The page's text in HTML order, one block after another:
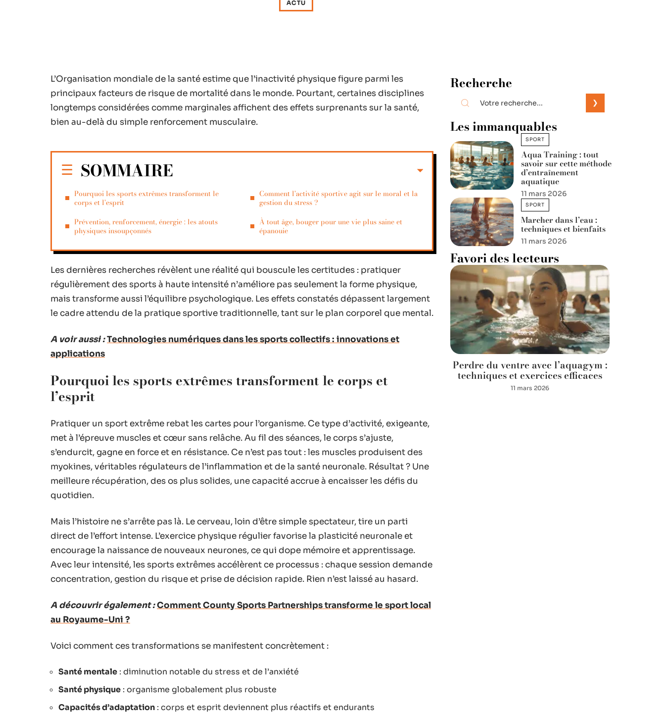
ACTU
L’Organisation mondiale de la santé estime que l’inactivité physique figure parmi les
principaux facteurs de risque de mortalité dans le monde. Pourtant, certaines disciplines
longtemps considérées comme marginales affichent des effets surprenants sur la santé,
bien au-delà du simple renforcement musculaire.
SOMMAIRE
Pourquoi les sports extrêmes transforment le
corps et l’esprit
Prévention, renforcement, énergie : les atouts
physiques insoupçonnés
Comment l’activité sportive agit sur le moral et la
gestion du stress ?
À tout âge, bouger pour une vie plus saine et
épanouie
Les dernières recherches révèlent une réalité qui bouscule les certitudes : pratiquer
régulièrement des sports à haute intensité n’améliore pas seulement la forme physique,
mais transforme aussi l’équilibre psychologique. Les effets constatés dépassent largement
le cadre attendu de la pratique sportive traditionnelle, tant sur le plan corporel que mental.
A voir aussi :Technologies numériques dans les sports collectifs : innovations et
applications
Pourquoi les sports extrêmes transforment le corps et
l’esprit
Pratiquer un sport extrême rebat les cartes pour l’organisme. Ce type d’activité, exigeante,
met à l’épreuve muscles et cœur sans relâche. Au fil des séances, le corps s’ajuste,
s’endurcit, gagne en force et en résistance. Ce n’est pas tout : les muscles produisent des
myokines, véritables régulateurs de l’inflammation et de la santé neuronale. Résultat ? Une
meilleure récupération, des os plus solides, une capacité accrue à encaisser les défis du
quotidien.
Mais l’histoire ne s’arrête pas là. Le cerveau, loin d’être simple spectateur, tire un parti
direct de l’effort intense. L’exercice physique régulier favorise la plasticité neuronale et
encourage la naissance de nouveaux neurones, ce qui dope mémoire et apprentissage.
Avec leur intensité, les sports extrêmes accélèrent ce processus : chaque session demande
concentration, gestion du risque et prise de décision rapide. Rien n’est laissé au hasard.
A découvrir également :Comment County Sports Partnerships transforme le sport local
au Royaume-Uni ?
Voici comment ces transformations se manifestent concrètement :
Santé mentale : diminution notable du stress et de l’anxiété
Santé physique : organisme globalement plus robuste
Capacités d’adaptation : corps et esprit deviennent plus réactifs et endurants
Recherche
Les immanquables
SPORT
Aqua Training : tout
savoir sur cette méthode
d’entraînement
aquatique
11 mars 2026
SPORT
Marcher dans l’eau :
techniques et bienfaits
11 mars 2026
Favori des lecteurs
Perdre du ventre avec l’aquagym :
techniques et exercices efficaces
11 mars 2026